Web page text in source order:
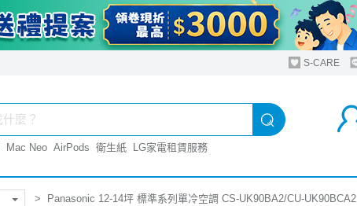
S-CARE
Mac Neo AirPods 衛生紙 LG家電租賃服務
Panasonic 12-14坪 標準系列單冷空調 CS-UK90BA2/CU-UK90BCA2